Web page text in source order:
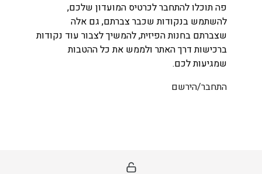
פה תוכלו להתחבר לכרטיס המועדון שלכם,
להשתמש בנקודות שכבר צברתם, גם אלה
שצברתם בחנות הפיזית, להמשיך לצבור עוד נקודות
ברכישות דרך האתר ולממש את כל ההטבות
שמגיעות לכם.
התחבר/הירשם